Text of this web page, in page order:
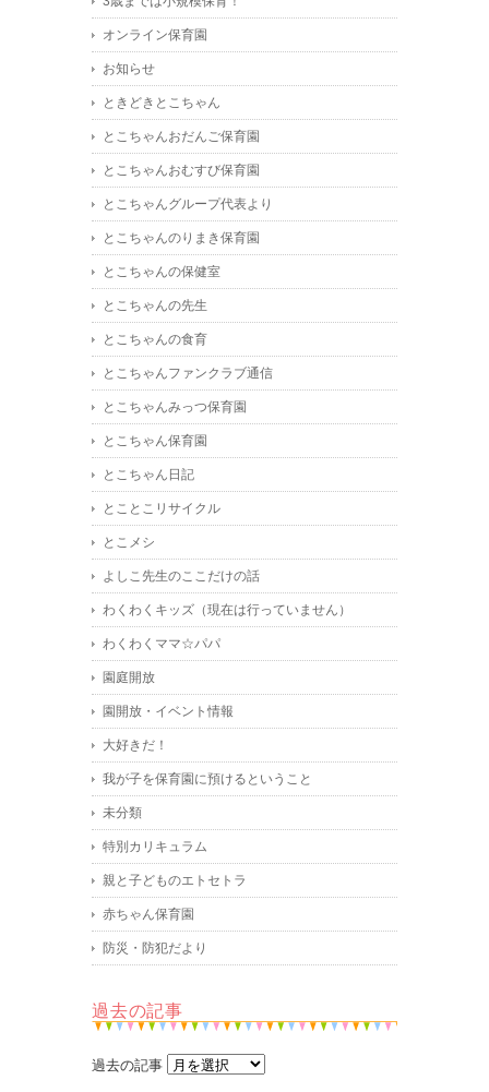
オンライン保育園
お知らせ
ときどきとこちゃん
とこちゃんおだんご保育園
とこちゃんおむすび保育園
とこちゃんグループ代表より
とこちゃんのりまき保育園
とこちゃんの保健室
とこちゃんの先生
とこちゃんの食育
とこちゃんファンクラブ通信
とこちゃんみっつ保育園
とこちゃん保育園
とこちゃん日記
とことこリサイクル
とこメシ
よしこ先生のここだけの話
わくわくキッズ（現在は行っていません）
わくわくママ☆パパ
園庭開放
園開放・イベント情報
大好きだ！
我が子を保育園に預けるということ
未分類
特別カリキュラム
親と子どものエトセトラ
赤ちゃん保育園
防災・防犯だより
過去の記事
過去の記事